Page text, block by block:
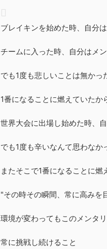
ブレイキンを始めた時、自分
チームに入った時、自分はメ
でも1度も悲しいことは無かっ
1番になることに燃えていたか
世界大会に出場し始めた時、
でも1度も辛いなんて思わなか
またそこで1番になることに燃
"その時その瞬間、常に高みを
環境が変わってもこのメンタ
常に挑戦し続けること